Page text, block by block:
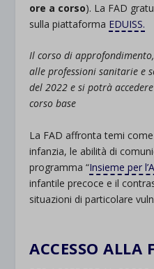
ore a corso). La FAD
sulla piattaforma EDUISS.
Il corso di
alle professioni sanitarie e
del 2022 e si potrà
corso base
La FAD affronta temi
infanzia, le abilità di
programma “Insieme per
infantile precoce e il
situazioni di particolare
ACCESSO ALLA